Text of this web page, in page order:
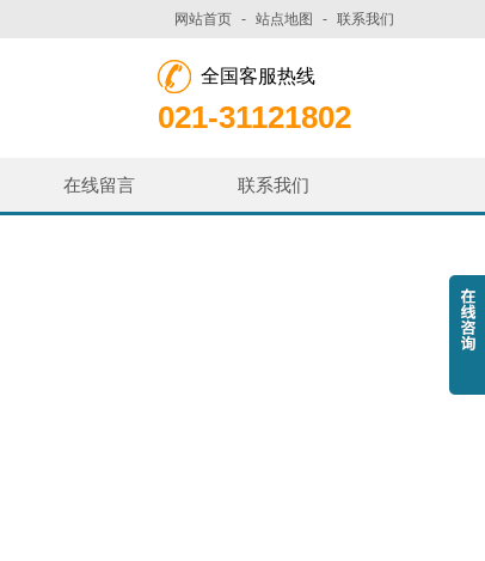
网站首页 - 站点地图 - 联系我们
全国客服热线
021-31121802
在线留言 联系我们